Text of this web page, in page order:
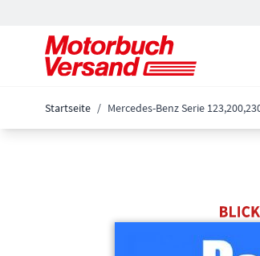
Startseite / Mercedes-Benz Serie